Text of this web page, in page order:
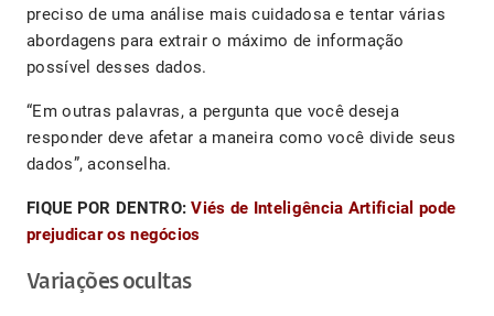
preciso de uma análise mais cuidadosa e tentar várias
abordagens para extrair o máximo de informação
possível desses dados.
“Em outras palavras, a pergunta que você deseja
responder deve afetar a maneira como você divide seus
dados”, aconselha.
FIQUE POR DENTRO:Viés de Inteligência Artificial pode
prejudicar os negócios
Variações ocultas